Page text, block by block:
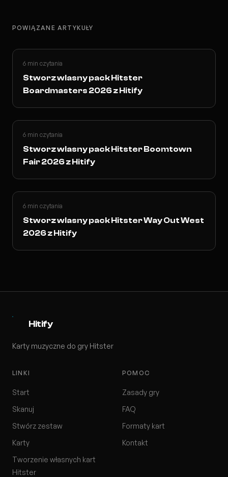
POWIĄZANE ARTYKUŁY
6 min czytania
Stworz wlasny pack Hitster
Boardmasters 2026 z Hitify
6 min czytania
Stworz wlasny pack Hitster Boomtown
Fair 2026 z Hitify
6 min czytania
Stworz wlasny pack Hitster Way Out West
2026 z Hitify
Hitify
Karty muzyczne do gry Hitster
LINKI
Start
Skanuj
Stwórz zestaw
Karty
Tworzenie własnych kart
Hitster
POMOC
Zasady gry
FAQ
Formaty kart
Kontakt